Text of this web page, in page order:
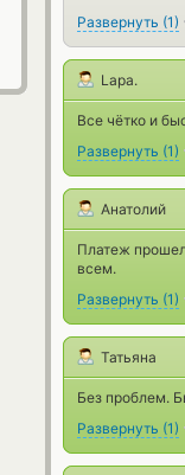
Развернуть (1)
Lapa.
Все чётко и
Развернуть (1)
Анатолий
Платеж
всем.
Развернуть (1)
Татьяна
Без проблем.
Развернуть (1)